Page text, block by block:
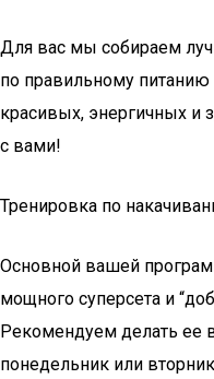
Для вас мы собираем
по правильному
красивых, энергичных
с вами!
Тренировка по
Основной вашей
мощного суперсета и
Рекомендуем делать ее
понедельник или